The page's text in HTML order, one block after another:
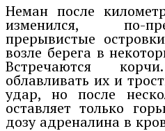
Неман после
изменился, по-
прерывистые
возле берега в
Встречаются
облавливать их и
удар, но после
оставляет только
дозу адреналина в